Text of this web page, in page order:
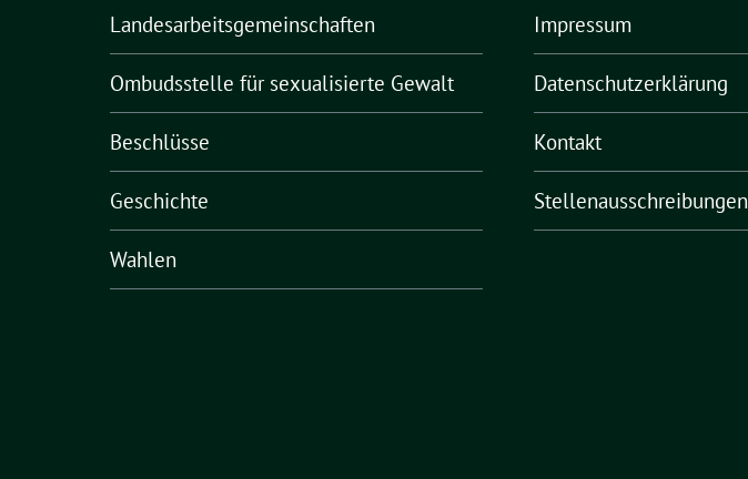
Landesarbeitsgemeinschaften
Ombudsstelle für sexualisierte Gewalt
Beschlüsse
Geschichte
Wahlen
Impressum
Datenschutzerklärung
Kontakt
Stellenausschreibungen